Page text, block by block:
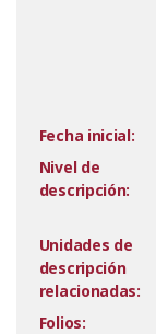
Fecha inicial:
Nivel de
descripción:
Unidades de
descripción
relacionadas:
Folios: